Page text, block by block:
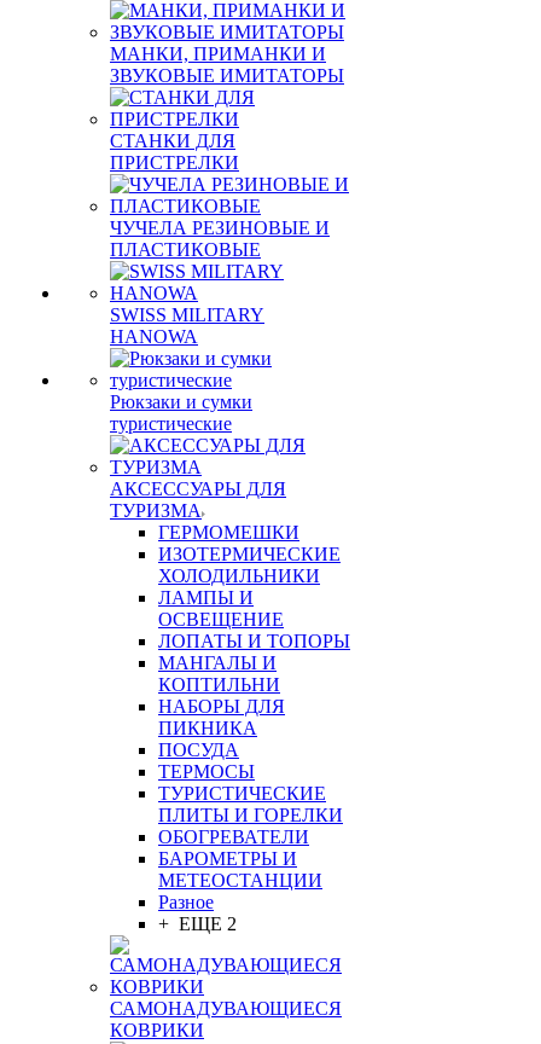
МАНКИ, ПРИМАНКИ И
ЗВУКОВЫЕ ИМИТАТОРЫ
СТАНКИ ДЛЯ
ПРИСТРЕЛКИ
ЧУЧЕЛА РЕЗИНОВЫЕ И
ПЛАСТИКОВЫЕ
SWISS MILITARY
HANOWA
Рюкзаки и сумки
туристические
АКСЕССУАРЫ ДЛЯ
ТУРИЗМА
ГЕРМОМЕШКИ
ИЗОТЕРМИЧЕСКИЕ
ХОЛОДИЛЬНИКИ
ЛАМПЫ И
ОСВЕЩЕНИЕ
ЛОПАТЫ И ТОПОРЫ
МАНГАЛЫ И
КОПТИЛЬНИ
НАБОРЫ ДЛЯ
ПИКНИКА
ПОСУДА
ТЕРМОСЫ
ТУРИСТИЧЕСКИЕ
ПЛИТЫ И ГОРЕЛКИ
ОБОГРЕВАТЕЛИ
БАРОМЕТРЫ И
МЕТЕОСТАНЦИИ
Разное
+ ЕЩЕ 2
САМОНАДУВАЮЩИЕСЯ
КОВРИКИ